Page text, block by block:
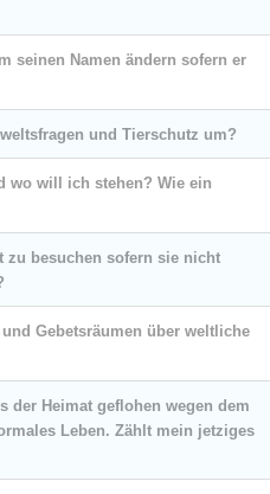
seinen Namen ändern sofern er
und Tierschutz um?
wo will ich stehen? Wie ein
zu besuchen sofern sie nicht
Gebetsräumen über weltliche
der Heimat geflohen wegen dem
Leben. Zählt mein jetziges